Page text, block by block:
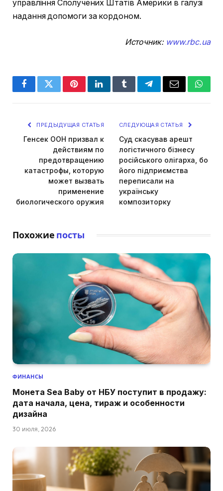
управління Сполучених Штатів Америки в галузі
надання допомоги за кордоном.
Источник: www.rbc.ua
FacebookTwitterPinterestLinkedInTumblrTelegramEmail
ПРЕДЫДУЩАЯ СТАТЬЯ
Генсек ООН призвал к
действиям по
предотвращению
катастрофы, которую
может вызвать
применение
биологического оружия
СЛЕДУЮЩАЯ СТАТЬЯ
Суд скасував арешт
логістичного бізнесу
російського олігарха, бо
його підприємства
переписали на
українську
композиторку
Похожие посты
ФИНАНСЫ
Монета Sea Baby от НБУ поступит в продажу:
дата начала, цена, тираж и особенности
дизайна
30 июля, 2026